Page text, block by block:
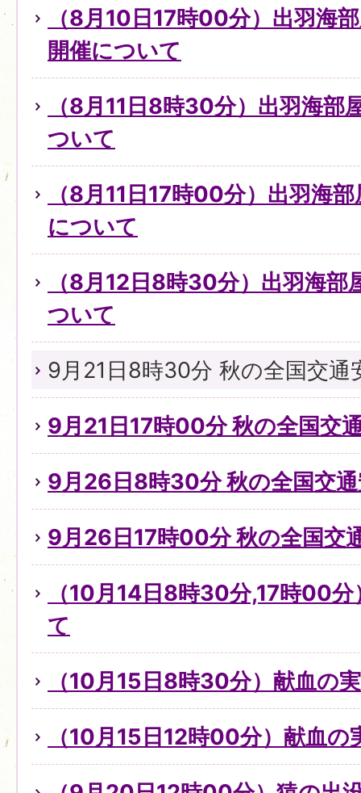
（8月10日17時00分）出羽海
開催について
（8月11日8時30分）出羽海部
ついて
（8月11日17時00分）出羽海
について
（8月12日8時30分）出羽海部
ついて
9月21日8時30分 秋の全国交通
9月21日17時00分 秋の全国交
9月26日8時30分 秋の全国交
9月26日17時00分 秋の全国交
（10月14日8時30分,17時00
て
（10月15日8時30分）献血の
（10月15日12時00分）献血の